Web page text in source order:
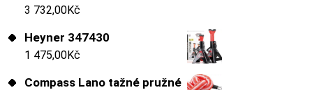
3 732,00Kč
Heyner 347430
1 475,00Kč
Compass Lano tažné pružné